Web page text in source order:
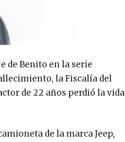
de Benito en la serie
la Fiscalía del
de 22 años perdió la vida
de la marca Jeep,